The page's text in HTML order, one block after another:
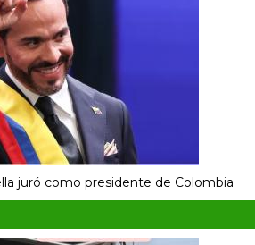
juró como presidente de Colombia